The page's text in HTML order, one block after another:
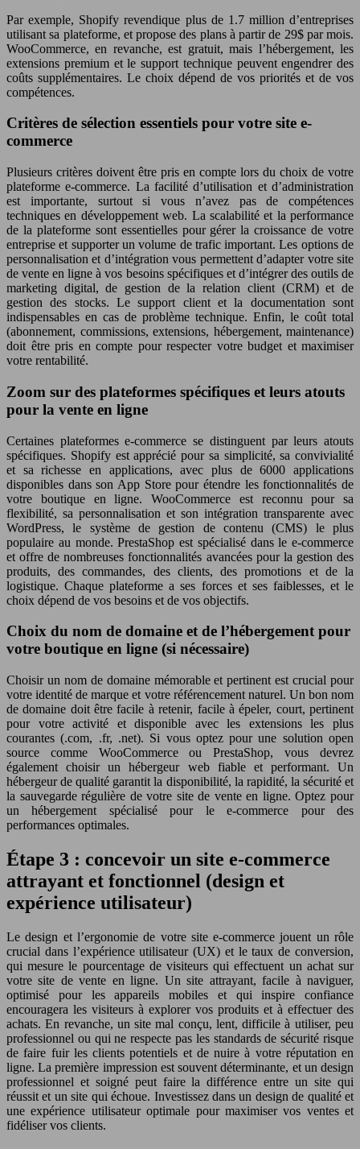
Par exemple, Shopify revendique plus de 1.7 million d’entreprises
utilisant sa plateforme, et propose des plans à partir de 29$ par mois.
WooCommerce, en revanche, est gratuit, mais l’hébergement, les
extensions premium et le support technique peuvent engendrer des
coûts supplémentaires. Le choix dépend de vos priorités et de vos
compétences.
Critères de sélection essentiels pour votre site e-
commerce
Plusieurs critères doivent être pris en compte lors du choix de votre
plateforme e-commerce. La facilité d’utilisation et d’administration
est importante, surtout si vous n’avez pas de compétences
techniques en développement web. La scalabilité et la performance
de la plateforme sont essentielles pour gérer la croissance de votre
entreprise et supporter un volume de trafic important. Les options de
personnalisation et d’intégration vous permettent d’adapter votre site
de vente en ligne à vos besoins spécifiques et d’intégrer des outils de
marketing digital, de gestion de la relation client (CRM) et de
gestion des stocks. Le support client et la documentation sont
indispensables en cas de problème technique. Enfin, le coût total
(abonnement, commissions, extensions, hébergement, maintenance)
doit être pris en compte pour respecter votre budget et maximiser
votre rentabilité.
Zoom sur des plateformes spécifiques et leurs atouts
pour la vente en ligne
Certaines plateformes e-commerce se distinguent par leurs atouts
spécifiques. Shopify est apprécié pour sa simplicité, sa convivialité
et sa richesse en applications, avec plus de 6000 applications
disponibles dans son App Store pour étendre les fonctionnalités de
votre boutique en ligne. WooCommerce est reconnu pour sa
flexibilité, sa personnalisation et son intégration transparente avec
WordPress, le système de gestion de contenu (CMS) le plus
populaire au monde. PrestaShop est spécialisé dans le e-commerce
et offre de nombreuses fonctionnalités avancées pour la gestion des
produits, des commandes, des clients, des promotions et de la
logistique. Chaque plateforme a ses forces et ses faiblesses, et le
choix dépend de vos besoins et de vos objectifs.
Choix du nom de domaine et de l’hébergement pour
votre boutique en ligne (si nécessaire)
Choisir un nom de domaine mémorable et pertinent est crucial pour
votre identité de marque et votre référencement naturel. Un bon nom
de domaine doit être facile à retenir, facile à épeler, court, pertinent
pour votre activité et disponible avec les extensions les plus
courantes (.com, .fr, .net). Si vous optez pour une solution open
source comme WooCommerce ou PrestaShop, vous devrez
également choisir un hébergeur web fiable et performant. Un
hébergeur de qualité garantit la disponibilité, la rapidité, la sécurité et
la sauvegarde régulière de votre site de vente en ligne. Optez pour
un hébergement spécialisé pour le e-commerce pour des
performances optimales.
Étape 3 : concevoir un site e-commerce
attrayant et fonctionnel (design et
expérience utilisateur)
Le design et l’ergonomie de votre site e-commerce jouent un rôle
crucial dans l’expérience utilisateur (UX) et le taux de conversion,
qui mesure le pourcentage de visiteurs qui effectuent un achat sur
votre site de vente en ligne. Un site attrayant, facile à naviguer,
optimisé pour les appareils mobiles et qui inspire confiance
encouragera les visiteurs à explorer vos produits et à effectuer des
achats. En revanche, un site mal conçu, lent, difficile à utiliser, peu
professionnel ou qui ne respecte pas les standards de sécurité risque
de faire fuir les clients potentiels et de nuire à votre réputation en
ligne. La première impression est souvent déterminante, et un design
professionnel et soigné peut faire la différence entre un site qui
réussit et un site qui échoue. Investissez dans un design de qualité et
une expérience utilisateur optimale pour maximiser vos ventes et
fidéliser vos clients.